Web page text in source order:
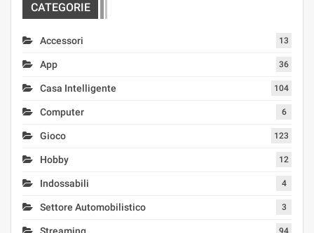
CATEGORIE
Accessori 13
App 36
Casa Intelligente 104
Computer 6
Gioco 123
Hobby 12
Indossabili 4
Settore Automobilistico 3
94